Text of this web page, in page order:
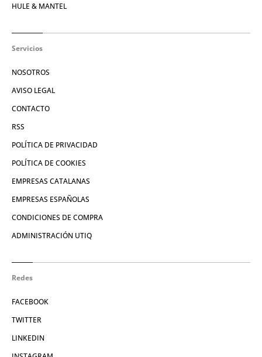
HULE & MANTEL
Servicios
NOSOTROS
AVISO LEGAL
CONTACTO
RSS
POLÍTICA DE PRIVACIDAD
POLÍTICA DE COOKIES
EMPRESAS CATALANAS
EMPRESAS ESPAÑOLAS
CONDICIONES DE COMPRA
ADMINISTRACIÓN UTIQ
Redes
FACEBOOK
TWITTER
LINKEDIN